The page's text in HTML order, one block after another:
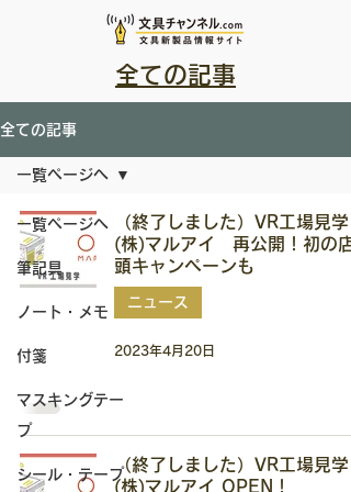
全ての記事
全ての記事
一覧ページへ
筆記具
ノート・メモ
付箋
マスキングテー
プ
シール・テープ
一覧ページへ
（終了しました）VR工場見学
(株)マルアイ 再公開！初の店
頭キャンペーンも
ニュース
2023年4月20日
（終了しました）VR工場見学
(株)マルアイ OPEN！